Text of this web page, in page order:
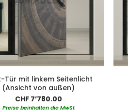
Tür mit linkem Seitenlicht
(Ansicht von außen)
CHF 7’780.00
Preise beinhalten die MwSt